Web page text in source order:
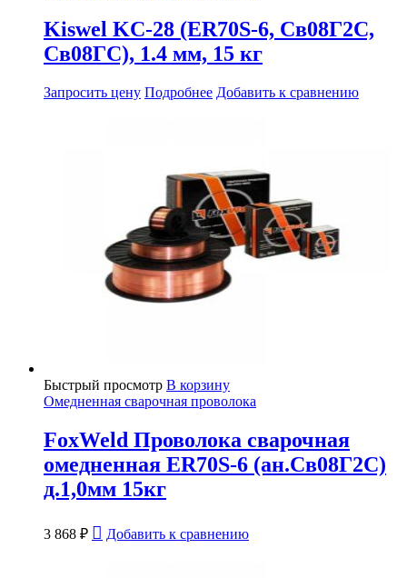
Kiswel KC-28 (ER70S-6, Св08Г2С,
Св08ГС), 1.4 мм, 15 кг
Запросить цену Подробнее Добавить к сравнению
Быстрый просмотр В корзину
Омедненная сварочная проволока
FoxWeld Проволока сварочная
омедненная ER70S-6 (ан.Св08Г2С)
д.1,0мм 15кг
3 868 ₽ Добавить к сравнению